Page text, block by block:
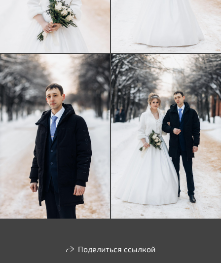
Поделиться ссылкой